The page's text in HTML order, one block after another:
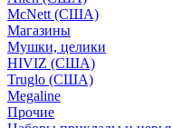
McNett (США)
Магазины
Мушки, целики
HIVIZ (США)
Truglo (США)
Megaline
Прочие